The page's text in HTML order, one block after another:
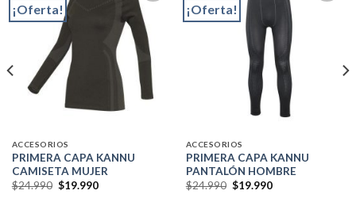
¡Oferta!
Add to
wishlist
ACCESORIOS
PRIMERA CAPA KANNU
CAMISETA MUJER
$24.990 El
$19.990El
¡Oferta!
ACCESORIOS
PRIMERA CAPA KANNU
PANTALÓN HOMBRE
$24.990 El
$19.990El